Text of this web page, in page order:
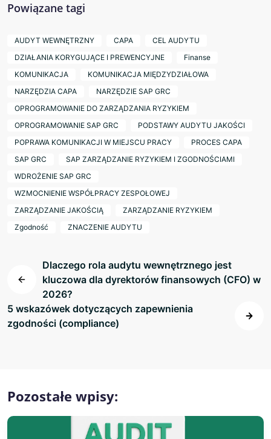
Powiązane tagi
AUDYT WEWNĘTRZNY CAPA
CEL AUDYTU
DZIAŁANIA KORYGUJĄCE I PREWENCYJNE
Finanse
KOMUNIKACJA
KOMUNIKACJA MIĘDZYDZIAŁOWA
NARZĘDZIA CAPA
NARZĘDZIE SAP GRC
OPROGRAMOWANIE DO ZARZĄDZANIA RYZYKIEM
OPROGRAMOWANIE SAP GRC
PODSTAWY AUDYTU JAKOŚCI
POPRAWA KOMUNIKACJI W MIEJSCU PRACY
PROCES CAPA
SAP GRC
SAP ZARZĄDZANIE RYZYKIEM I ZGODNOŚCIAMI
WDROŻENIE SAP GRC
WZMOCNIENIE WSPÓŁPRACY ZESPOŁOWEJ
ZARZĄDZANIE JAKOŚCIĄ
ZARZĄDZANIE RYZYKIEM
Zgodność
ZNACZENIE AUDYTU
Dlaczego rola audytu wewnętrznego jest
kluczowa dla dyrektorów finansowych (CFO) w
2026?
5 wskazówek dotyczących zapewnienia
zgodności (compliance)
Pozostałe wpisy: